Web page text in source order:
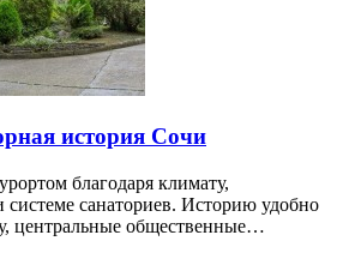
история Сочи
благодаря климату,
санаториев. Историю удобно
центральные общественные…